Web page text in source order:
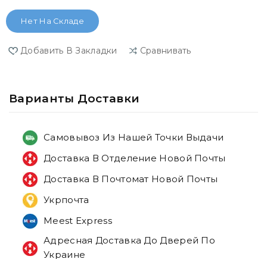
Нет На Складе
Добавить В Закладки Сравнивать
Варианты Доставки
Самовывоз Из Нашей Точки Выдачи
Доставка В Отделение Новой Почты
Доставка В Почтомат Новой Почты
Укрпочта
Meest Express
Адресная Доставка До Дверей По
Украине